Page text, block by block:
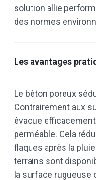
solution allie
des normes
Les avantages
Le béton poreux
Contrairement aux
évacue efficacement
perméable. Cela
flaques après la
terrains sont
la surface